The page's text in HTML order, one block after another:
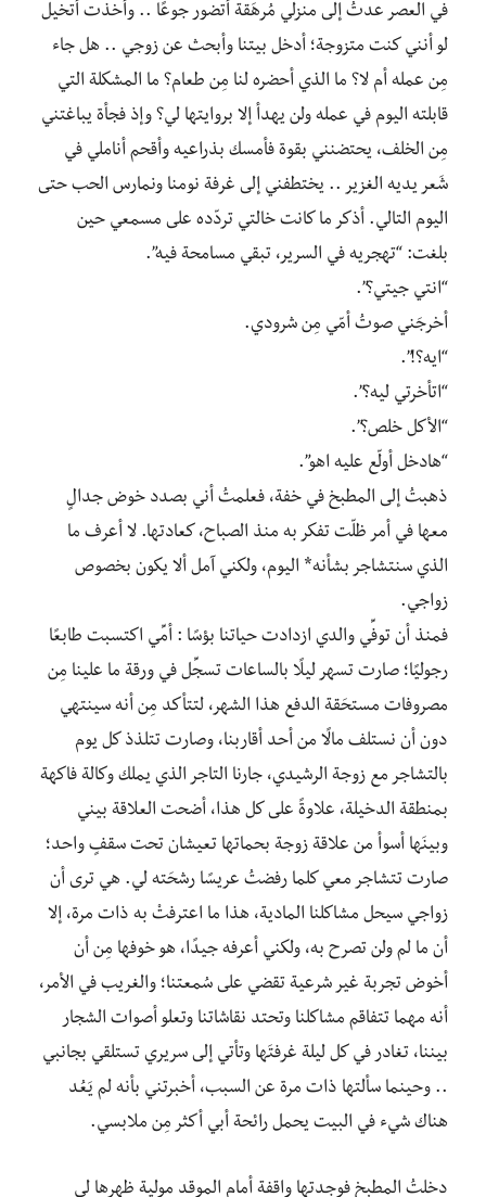
في العصر عدتُ إلى منزلي مُرهَقة أتضور جوعًا .. وأخذت أتخيل
لو أنني كنت متزوجة؛ أدخل بيتنا وأبحث عن زوجي .. هل جاء
مِن عمله أم لا؟ ما الذي أحضره لنا مِن طعام؟ ما المشكلة التي
قابلته اليوم في عمله ولن يهدأ إلا بروايتها لي؟ وإذ فجأة يباغتني
مِن الخلف، يحتضنني بقوة فأمسك بذراعيه وأقحم أناملي في
شَعر يديه الغزير .. يختطفني إلى غرفة نومنا ونمارس الحب حتى
اليوم التالي. أذكر ما كانت خالتي تردّده على مسمعي حين
بلغت: “تهجريه في السرير، تبقي مسامحة فيه”.
“انتي جيتي؟”.
أخرجَني صوتُ أمّي مِن شرودي.
“ايه؟!”.
“اتأخرتي ليه؟”.
“الأكل خلص؟”.
“هادخل أولّع عليه اهو”.
ذهبتُ إلى المطبخ في خفة، فعلمتُ أني بصدد خوض جدالٍ
معها في أمر ظلّت تفكر به منذ الصباح، كعادتها. لا أعرف ما
الذي سنتشاجر بشأنه* اليوم، ولكني آمل ألا يكون بخصوص
زواجي.
فمنذ أن توفِّي والدي ازدادت حياتنا بؤسًا : أمِّي اكتسبت طابعًا
رجوليًا؛ صارت تسهر ليلًا بالساعات تسجِّل في ورقة ما علينا مِن
مصروفات مستحَقة الدفع هذا الشهر، لتتأكد مِن أنه سينتهي
دون أن نستلف مالًا من أحد أقاربنا، وصارت تتلذذ كل يوم
بالتشاجر مع زوجة الرشيدي، جارنا التاجر الذي يملك وكالة فاكهة
بمنطقة الدخيلة، علاوةً على كل هذا، أضحت العلاقة بيني
وبينَها أسوأ من علاقة زوجة بحماتها تعيشان تحت سقفٍ واحد؛
صارت تتشاجر معي كلما رفضتُ عريسًا رشحَته لي. هي ترى أن
زواجي سيحل مشاكلنا المادية، هذا ما اعترفتْ به ذات مرة، إلا
أن ما لم ولن تصرح به، ولكني أعرفه جيدًا، هو خوفها مِن أن
أخوض تجربة غير شرعية تقضي على سُمعتنا؛ والغريب في الأمر،
أنه مهما تتفاقم مشاكلنا وتحتد نقاشاتنا وتعلو أصوات الشجار
بيننا، تغادر في كل ليلة غرفتَها وتأتي إلى سريري تستلقي بجانبي
.. وحينما سألتها ذات مرة عن السبب، أخبرتني بأنه لم يَعُد
هناك شيء في البيت يحمل رائحة أبي أكثر مِن ملابسي.
دخلتُ المطبخ فوجدتها واقفة أمام الموقد مولية ظهرها لي